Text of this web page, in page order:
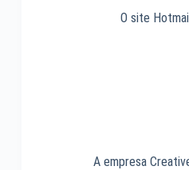
O site
A empresa